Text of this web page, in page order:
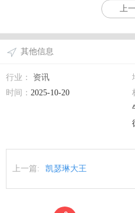
上
其他信息
行业： 资讯
时间： 2025-10-20
上一篇: 凯瑟琳大王